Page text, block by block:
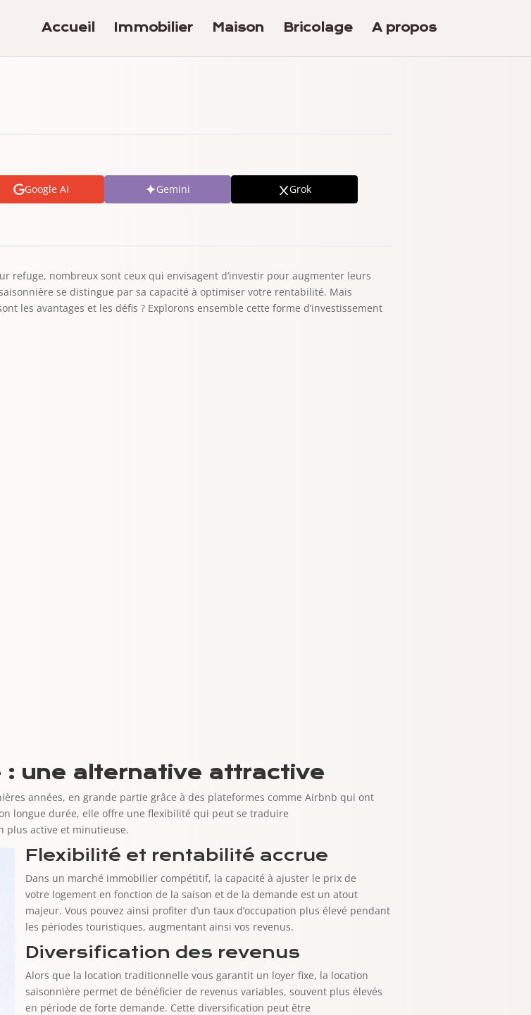
Accueil Immobilier Maison Bricolage A propos
Google AI Gemini Grok
refuge, nombreux sont ceux qui envisagent d’investir pour augmenter leurs
se distingue par sa capacité à optimiser votre rentabilité. Mais
les avantages et les défis ? Explorons ensemble cette forme d’investissement
: une alternative attractive
années, en grande partie grâce à des plateformes comme Airbnb qui ont
longue durée, elle offre une flexibilité qui peut se traduire
plus active et minutieuse.
Flexibilité et rentabilité accrue
Dans un marché immobilier compétitif, la capacité à ajuster le prix de
votre logement en fonction de la saison et de la demande est un atout
majeur. Vous pouvez ainsi profiter d’un taux d’occupation plus élevé pendant
les périodes touristiques, augmentant ainsi vos revenus.
Diversification des revenus
Alors que la location traditionnelle vous garantit un loyer fixe, la location
saisonnière permet de bénéficier de revenus variables, souvent plus élevés
en période de forte demande. Cette diversification peut être